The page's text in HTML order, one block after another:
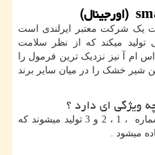
(اورجینال)
شرکت معتبر ایرلندی است
میکند که از نظر سلامت
ام آ نیز نزدیک ترین فرمول را
شیر خشک را در میان سایر برند
ویژگی ای دارد ؟
شیر خشک های اس ام آ در سه شماره ، 1 ، 2 و 3 تولید میشوند که
میشود .